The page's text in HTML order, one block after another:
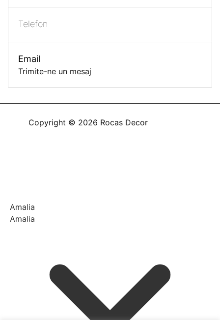
Telefon
Email
Trimite-ne un mesaj
Copyright © 2026 Rocas Decor
Amalia
Amalia